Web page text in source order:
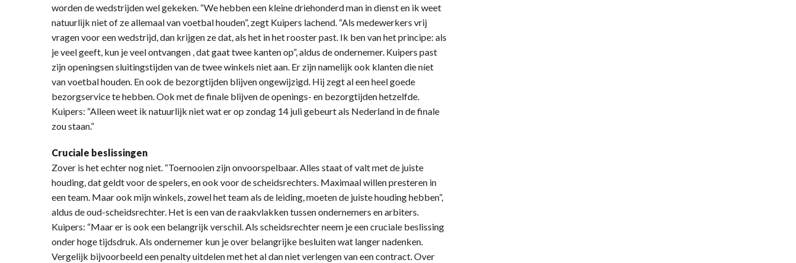
worden de wedstrijden wel gekeken. “We hebben een kleine driehonderd man in dienst en ik weet
natuurlijk niet of ze allemaal van voetbal houden”, zegt Kuipers lachend. “Als medewerkers vrij
vragen voor een wedstrijd, dan krijgen ze dat, als het in het rooster past. Ik ben van het principe: als
je veel geeft, kun je veel ontvangen , dat gaat twee kanten op”, aldus de ondernemer. Kuipers past
zijn openingsen sluitingstijden van de twee winkels niet aan. Er zijn namelijk ook klanten die níet
van voetbal houden. En ook de bezorgtijden blijven ongewijzigd. Hij zegt al een heel goede
bezorgservice te hebben. Ook met de finale blijven de openings- en bezorgtijden hetzelfde.
Kuipers: “Alleen weet ik natuurlijk niet wat er op zondag 14 juli gebeurt als Nederland in de finale
zou staan.”
Cruciale beslissingen
Zover is het echter nog niet. “Toernooien zijn onvoorspelbaar. Alles staat of valt met de juiste
houding, dat geldt voor de spelers, en ook voor de scheidsrechters. Maximaal willen presteren in
een team. Maar ook mijn winkels, zowel het team als de leiding, moeten de juiste houding hebben”,
aldus de oud-scheidsrechter. Het is een van de raakvlakken tussen ondernemers en arbiters.
Kuipers: “Maar er is ook een belangrijk verschil. Als scheidsrechter neem je een cruciale beslissing
onder hoge tijdsdruk. Als ondernemer kun je over belangrijke besluiten wat langer nadenken.
Vergelijk bijvoorbeeld een penalty uitdelen met het al dan niet verlengen van een contract. Over